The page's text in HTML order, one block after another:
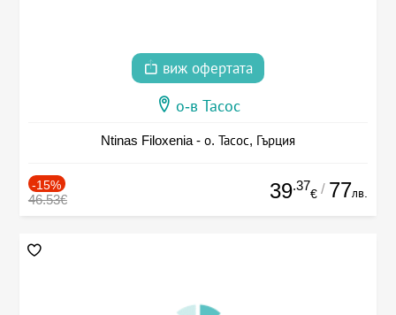
виж офертата
о-в Тасос
Ntinas Filoxenia - о. Тасос, Гърция
-15%
46.53€ 39.37
€ / 77лв.